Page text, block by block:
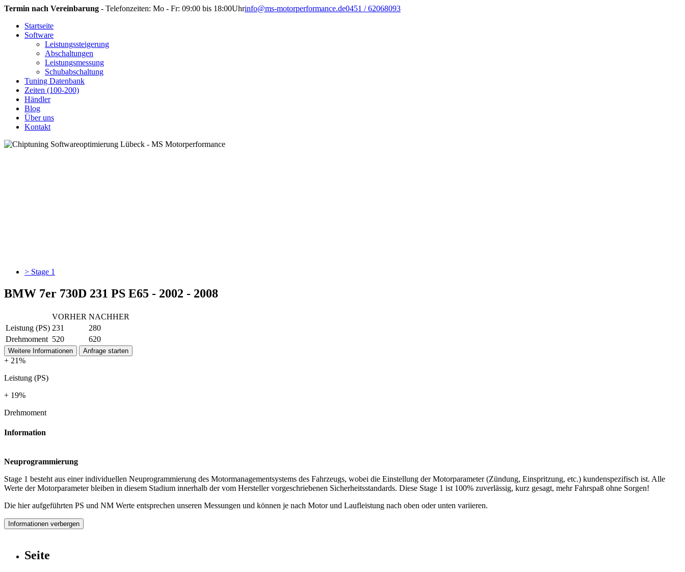
Termin nach Vereinbarung - Telefonzeiten: Mo - Fr: 09:00 bis 18:00Uhrinfo@ms-motorperformance.de0451 / 62068093
Startseite
Software
Leistungssteigerung
Abschaltungen
Leistungsmessung
Schubabschaltung
Tuning Datenbank
Zeiten (100-200)
Händler
Blog
Über uns
Kontakt
> Stage 1
BMW 7er 730D 231 PS E65 - 2002 - 2008
VORHER NACHHER
Leistung (PS) 231
280
Drehmoment 520 620
Weitere Informationen Anfrage starten
+ 21%
Leistung (PS)
+ 19%
Drehmoment
Information
Neuprogrammierung
Stage 1 besteht aus einer individuellen Neuprogrammierung des Motormanagementsystems des Fahrzeugs, wobei die Einstellung der Motorparameter (Zündung, Einspritzung, etc.) kundenspezifisch ist. Alle
Werte der Motorparameter bleiben in diesem Stadium innerhalb der vom Hersteller vorgeschriebenen Sicherheitsstandards. Diese Stage 1 ist 100% zuverlässig, kurz gesagt, mehr Fahrspaß ohne Sorgen!
Die hier aufgeführten PS und NM Werte entsprechen unseren Messungen und können je nach Motor und Laufleistung nach oben oder unten variieren.
Informationen verbergen
Seite